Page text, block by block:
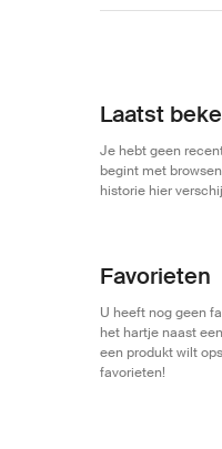
Broer(tje) 1
Opa 1 119
Laatst
Je hebt geen
begint met
historie hier
Favorieten
U heeft nog geen
het hartje naast
een produkt wilt
favorieten!